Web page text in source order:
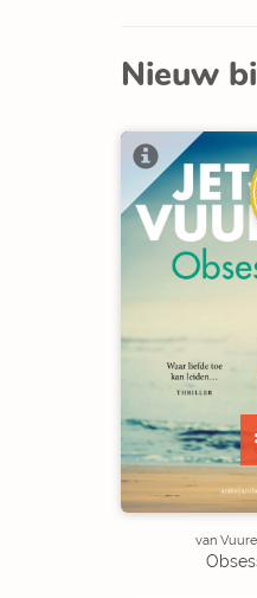
Nieuw
van